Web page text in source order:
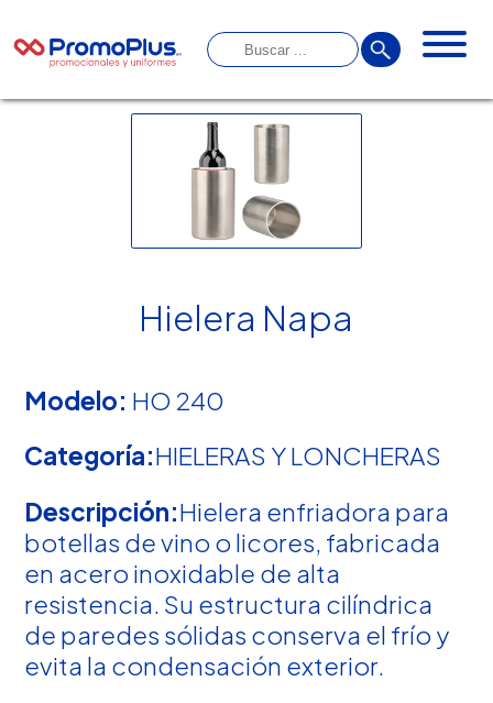
Hielera Napa
Modelo: HO 240
Categoría:HIELERAS Y LONCHERAS
Descripción:Hielera enfriadora para
botellas de vino o licores, fabricada
en acero inoxidable de alta
resistencia. Su estructura cilíndrica
de paredes sólidas conserva el frío y
evita la condensación exterior.